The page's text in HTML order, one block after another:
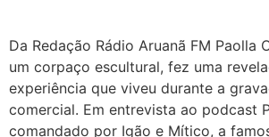
Da Redação Rádio Aruanã FM Paolla
um corpaço escultural, fez uma
experiência que viveu durante a
comercial. Em entrevista ao podcast
comandado por Igão e Mítico, a